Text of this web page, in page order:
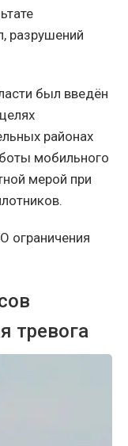
разрушений
был введён
районах
мобильного
мерой при
ограничения
тревога